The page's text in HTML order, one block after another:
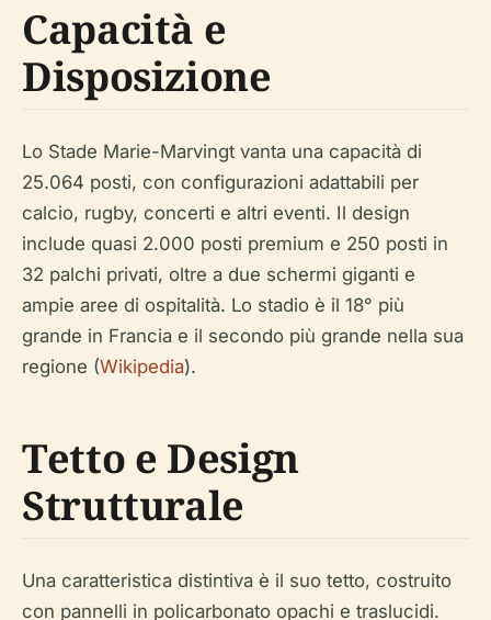
Capacità e
Disposizione
Lo Stade Marie-Marvingt vanta una capacità di
25.064 posti, con configurazioni adattabili per
calcio, rugby, concerti e altri eventi. Il design
include quasi 2.000 posti premium e 250 posti in
32 palchi privati, oltre a due schermi giganti e
ampie aree di ospitalità. Lo stadio è il 18° più
grande in Francia e il secondo più grande nella sua
regione (Wikipedia).
Tetto e Design
Strutturale
Una caratteristica distintiva è il suo tetto, costruito
con pannelli in policarbonato opachi e traslucidi.